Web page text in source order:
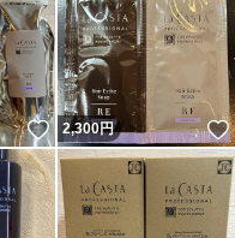
いいね！
2,300円